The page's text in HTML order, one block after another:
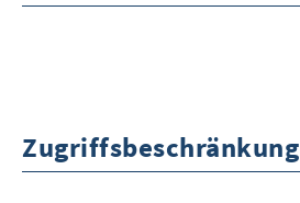
Zugriffsbeschränkung